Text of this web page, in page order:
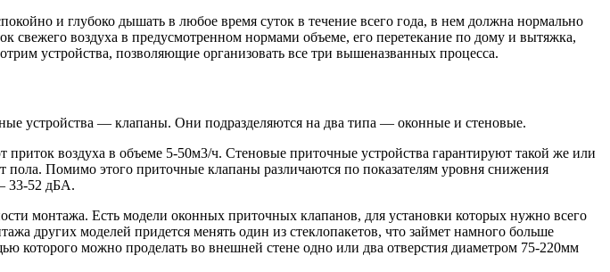
и глубоко дышать в любое время суток в течение всего года, в нем должна нормально
свежего воздуха в предусмотренном нормами объеме, его перетекание по дому и вытяжка,
устройства, позволяющие организовать все три вышеназванных процесса.
устройства — клапаны. Они подразделяются на два типа — оконные и стеновые.
воздуха в объеме 5-50м3/ч. Стеновые приточные устройства гарантируют такой же или
Помимо этого приточные клапаны различаются по показателям уровня снижения
33-52 дБА.
монтажа. Есть модели оконных приточных клапанов, для установки которых нужно всего
других моделей придется менять один из стеклопакетов, что займет намного больше
которого можно проделать во внешней стене одно или два отверстия диаметром 75-220мм